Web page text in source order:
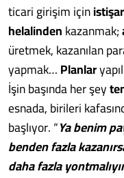
ticari girişim için
helalindenkazanmak;
üretmek, kazanılan
yapmak…Planlar
İşin başında her şey
esnada, birileri
başlıyor. “Ya benim
benden fazla
daha fazla